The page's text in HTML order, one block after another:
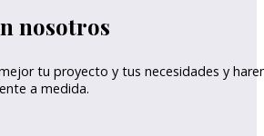
nosotros
tu proyecto y tus necesidades y
a medida.